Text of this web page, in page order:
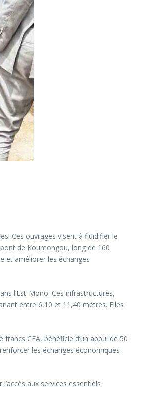
Ces ouvrages visent à fluidifier le
de Koumongou, long de 160
et améliorer les échanges
l’Est-Mono. Ces infrastructures,
entre 6,10 et 11,40 mètres. Elles
CFA, bénéficie d’un appui de 50
les échanges économiques
aux services essentiels